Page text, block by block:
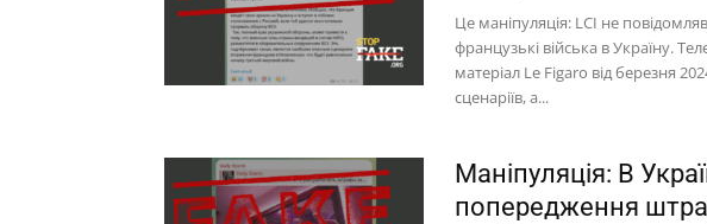
Це маніпуляція: LCI не
французькі війська в Україну.
матеріал Le Figaro від березня
сценаріїв, а...
Маніпуляція: В
попередження